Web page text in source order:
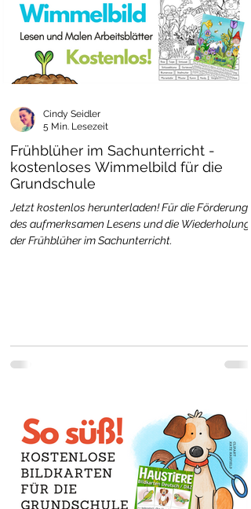
Frühblüher im Sachunterricht -
kostenloses Wimmelbild für die
Grundschule
Jetzt kostenlos herunterladen! Für die Förderung
des aufmerksamen Lesens und die Wiederholung
der Frühblüher im Sachunterricht.
Cindy Seidler
5 Min. Lesezeit